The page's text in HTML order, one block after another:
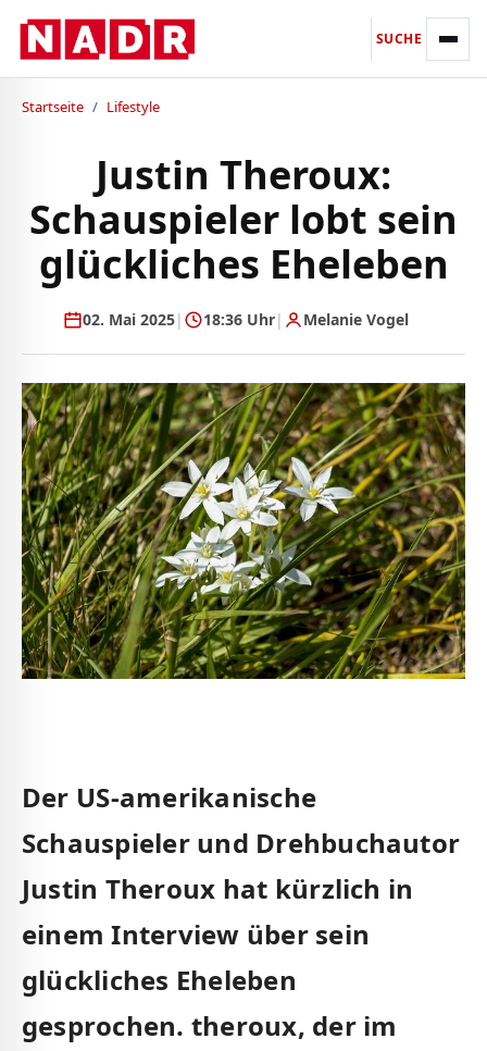
SUCHE
Startseite / Lifestyle
Justin Theroux:
Schauspieler lobt sein
glückliches Eheleben
02. Mai 2025| 18:36 Uhr| Melanie Vogel
Der⁢ US-amerikanische
Schauspieler und Drehbuchautor
Justin Theroux hat ⁢kürzlich ‍in
einem Interview ​über sein
‍glückliches‌ Eheleben
gesprochen. theroux, ‌der im